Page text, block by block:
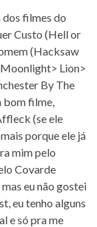
filmes do
Custo (Hell or
(Hacksaw
Lion>
By The
bom filme,
(se ele
porque ele já
mim pelo
Covarde
eu não gostei
eu tenho alguns
e só pra me